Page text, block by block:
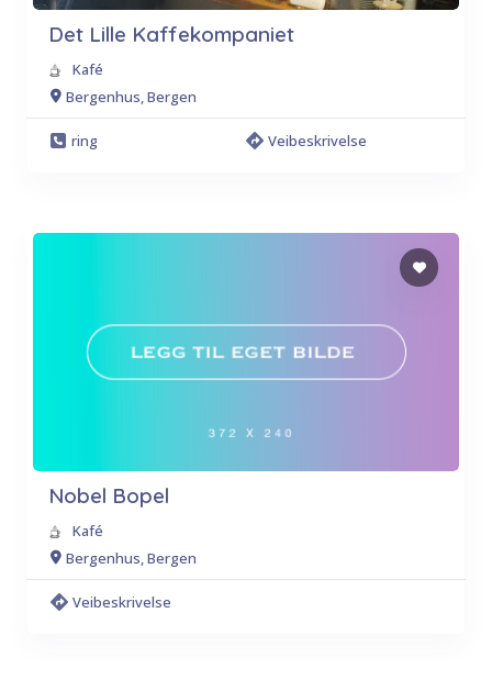
Det Lille Kaffekompaniet
Kafé
Bergenhus, Bergen
ring Veibeskrivelse
Nobel Bopel
Kafé
Bergenhus, Bergen
Veibeskrivelse